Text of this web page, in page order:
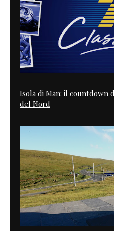
Isola di Man: il countdown
del Nord